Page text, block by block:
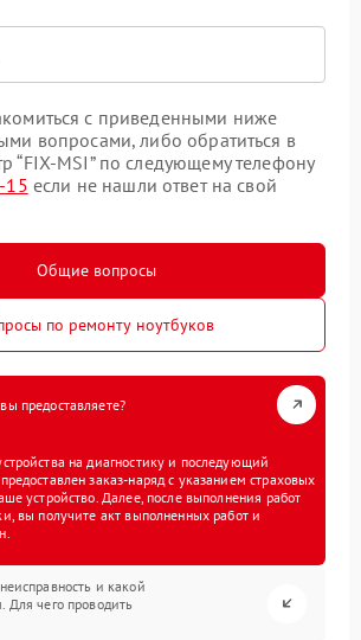
с приведенными ниже
вопросами, либо обратиться в
“FIX-MSI” по следующему телефону
15 если не нашли ответ на свой
Общие вопросы
по ремонту ноутбуков
предоставляете?
на диагностику и последующий
заказ-наряд с указанием страховых
устройство. Далее, после выполнения работ
вы получите акт выполненных работ и
и какой
Для чего проводить